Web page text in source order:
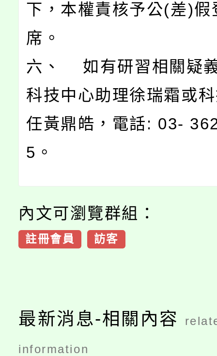
下，本權責核予公(差)假
席。
六、 如有研習相關疑
科技中心助理徐瑞霜或
任黃鼎皓，電話: 03-
5。
內文可瀏覽群組：
註冊會員 訪客
最新消息-相關內容
information